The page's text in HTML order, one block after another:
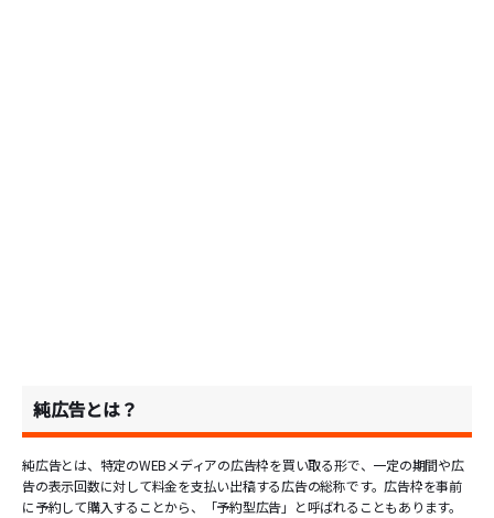
純広告とは？
純広告とは、特定のWEBメディアの広告枠を買い取る形で、一定の期間や広
告の表示回数に対して料金を支払い出稿する広告の総称です。広告枠を事前
に予約して購入することから、「予約型広告」と呼ばれることもあります。